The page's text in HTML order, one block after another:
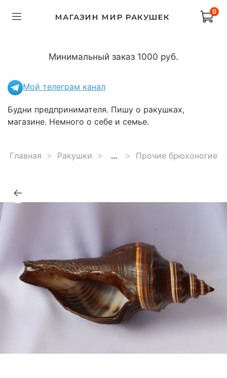
МАГАЗИН МИР РАКУШЕК
0
Минимальный заказ 1000 руб.
Мой телеграм канал
Будни предпринимателя. Пишу о ракушках,
магазине. Немного о себе и семье.
Главная Ракушки ... Прочие брюхоногие